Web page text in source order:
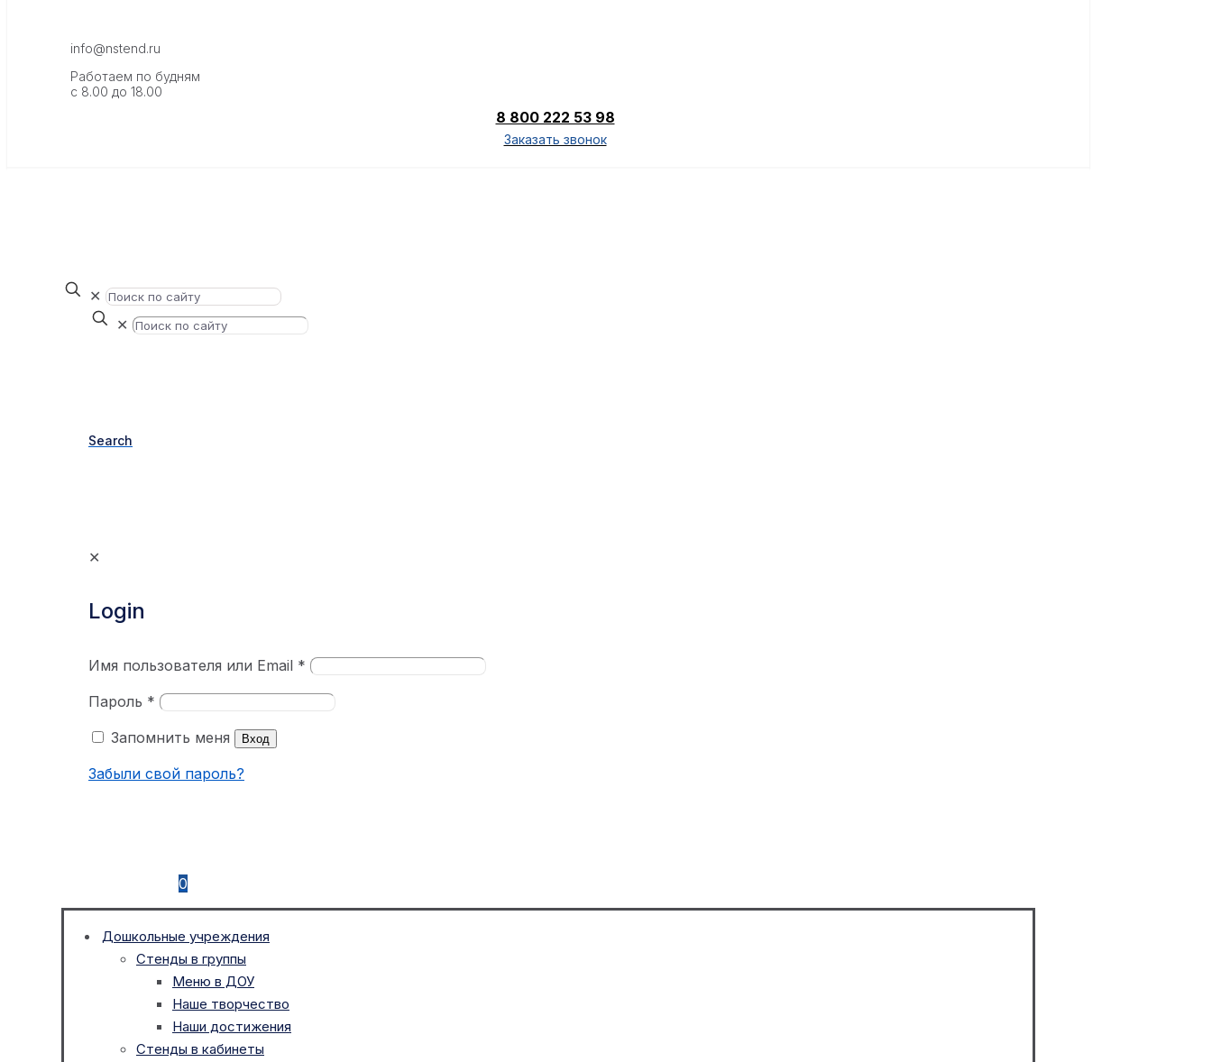
info@nstend.ru
Работаем по будням
с 8.00 до 18.00
8 800 222 53 98
Заказать звонок
✕
✕
Search
✕
Login
Имя пользователя или Email *
Пароль *
Запомнить меня
Вход
Забыли свой пароль?
0
Дошкольные учреждения
Стенды в группы
Меню в ДОУ
Наше творчество
Наши достижения
Стенды в кабинеты